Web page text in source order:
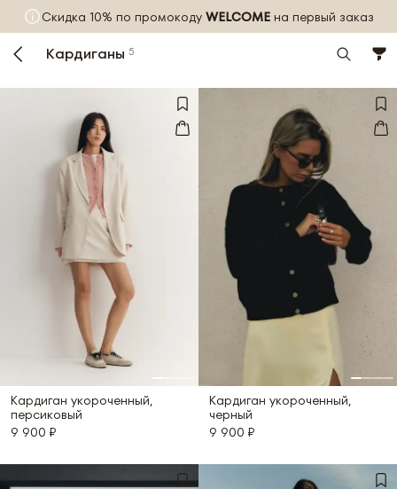
Скидка 10% по промокоду WELCOME на первый заказ
Кардиганы 5
Кардиган укороченный,
персиковый
9 900 ₽
Кардиган укороченный,
черный
9 900 ₽